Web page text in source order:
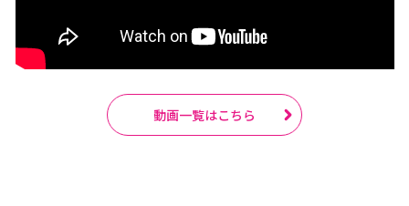
動画一覧はこちら